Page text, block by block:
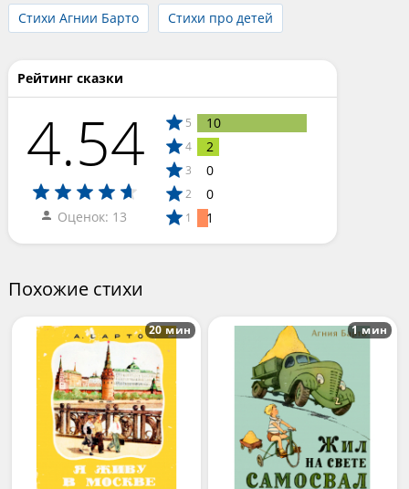
Стихи Агнии Барто
Стихи про детей
Рейтинг сказки
4.54
Оценок: 13
5 10
4 2
3 0
2 0
1 1
Похожие стихи
20 мин 1 мин